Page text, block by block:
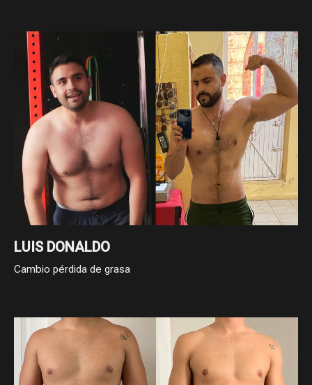
LUIS DONALDO
Cambio pérdida de grasa